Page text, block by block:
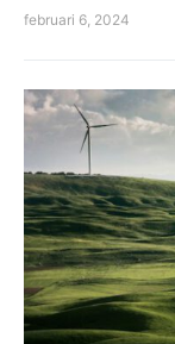
februari 6, 2024